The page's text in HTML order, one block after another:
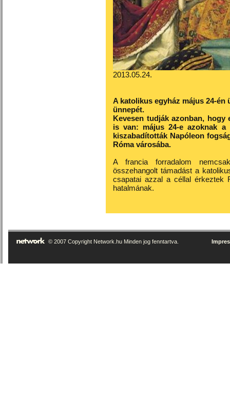
2013.05.24.
A katolikus egyház május 24-én
ünnepét.
Kevesen tudják azonban, hogy
is van: május 24-e azoknak a
kiszabadították Napóleon
Róma városába.
A francia forradalom
összehangolt támadást a
csapatai azzal a céllal érkeztek
hatalmának.
© 2007 Copyright Network.hu Minden jog fenntartva.